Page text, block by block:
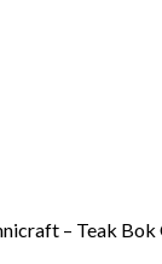
– Teak